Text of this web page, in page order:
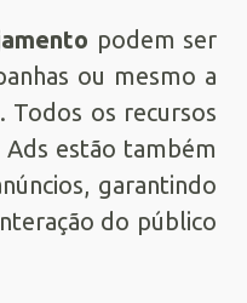
podem ser
ou mesmo a
Todos os recursos
estão também
garantindo
do público